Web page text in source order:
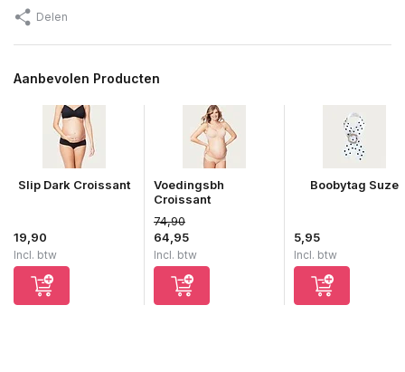
Uitverkocht
Delen
Aanbevolen Producten
Slip Dark Croissant
19,90
Incl. btw
Voedingsbh
Croissant
74,90
64,95
Incl. btw
Boobytag Suze
5,95
Incl. btw